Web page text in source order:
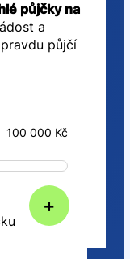
půjčky na
a
půjčí
+
100 000 Kč